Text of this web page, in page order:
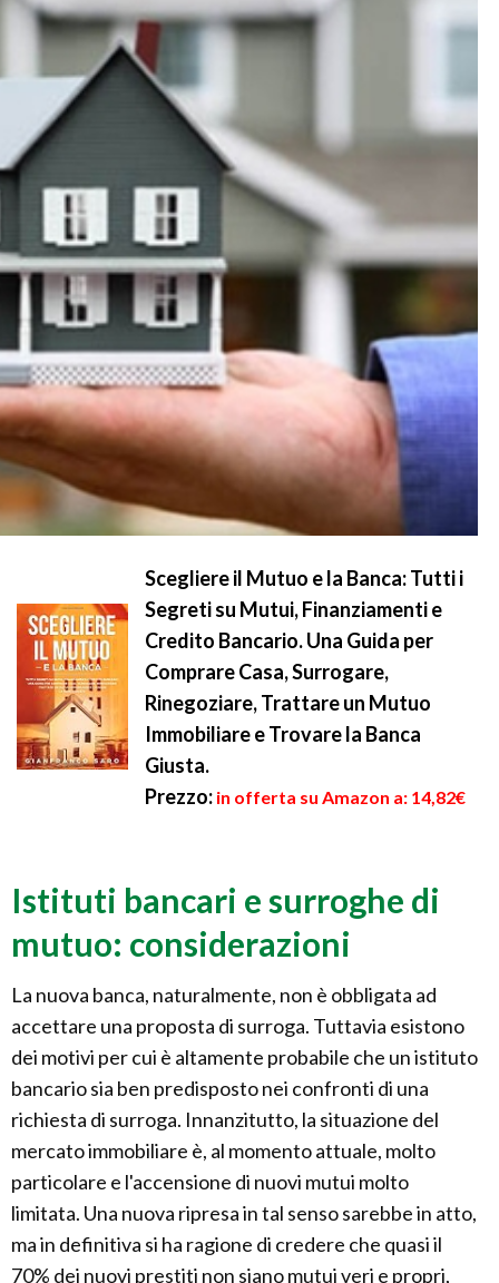
Scegliere il Mutuo e la Banca: Tutti i
Segreti su Mutui, Finanziamenti e
Credito Bancario. Una Guida per
Comprare Casa, Surrogare,
Rinegoziare, Trattare un Mutuo
Immobiliare e Trovare la Banca
Giusta.
Prezzo: in offerta su Amazon a: 14,82€
Istituti bancari e surroghe di
mutuo: considerazioni
La nuova banca, naturalmente, non è obbligata ad
accettare una proposta di surroga. Tuttavia esistono
dei motivi per cui è altamente probabile che un istituto
bancario sia ben predisposto nei confronti di una
richiesta di surroga. Innanzitutto, la situazione del
mercato immobiliare è, al momento attuale, molto
particolare e l'accensione di nuovi mutui molto
limitata. Una nuova ripresa in tal senso sarebbe in atto,
ma in definitiva si ha ragione di credere che quasi il
70% dei nuovi prestiti non siano mutui veri e propri,